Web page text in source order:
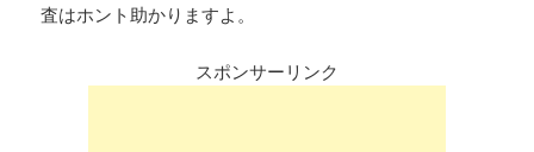
査はホント助かりますよ。
スポンサーリンク